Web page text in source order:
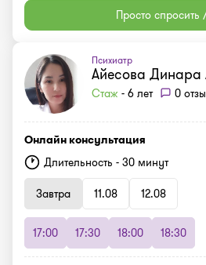
Просто спросить
Психиатр
Айесова Динара
Стаж - 6 лет 0
Онлайн консультация
Длительность - 30 минут
Завтра
11.08 12.08
17:00 17:30 18:00 18:30